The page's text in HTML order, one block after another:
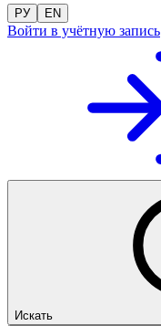
РУ EN
Войти в учётную запись
Искать